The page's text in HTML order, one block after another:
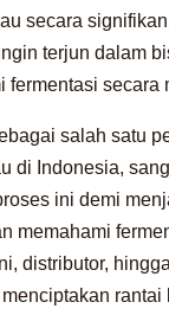
secara
terjun dalam
fermentasi secara
salah satu
di Indonesia,
ini demi
memahami
distributor,
rantai